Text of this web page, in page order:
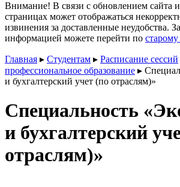
Внимание! В связи с обновлением сайта
страницах может отображаться
извинения за доставленные неудобства.
информацией можете перейти по старому
Главная ▸ Студентам ▸ Расписание сессий
профессиональное образование ▸
и бухгалтерский учет (по отраслям)»
Специальность
и бухгалтерский
отраслям)»